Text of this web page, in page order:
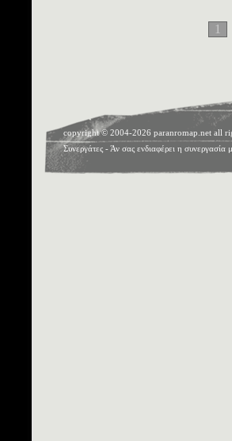
1
copyright © 2004-2026 paranromap.net all
Συνεργάτες - Άν σας ενδιαφέρει η